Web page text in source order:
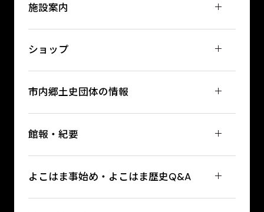
施設案内
ショップ
市内郷土史団体の情報
館報・紀要
よこはま事始め・よこはま歴史Q&A